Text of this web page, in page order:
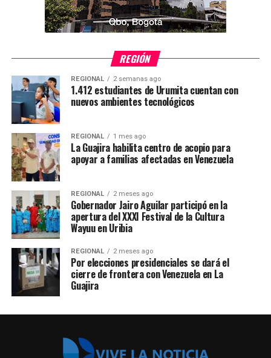
REGIÓN
REGIONAL 2 semanas ago
1.412 estudiantes de Urumita cuentan con
nuevos ambientes tecnológicos
REGIONAL 1 mes ago
La Guajira habilita centro de acopio para
apoyar a familias afectadas en Venezuela
REGIONAL 2 meses ago
Gobernador Jairo Aguilar participó en la
apertura del XXXI Festival de la Cultura
Wayuu en Uribia
REGIONAL 2 meses ago
Por elecciones presidenciales se dará el
cierre de frontera con Venezuela en La
Guajira